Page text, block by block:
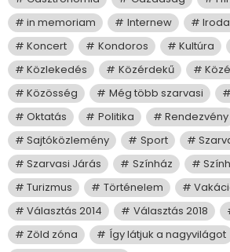
in memoriam
Internew
Koncert
Kondoros Kultúra
Közlekedés
Közérdekű
Közösség
Még több szarvasi
Oktatás
Politika
Rendezvény
Sajtóközlemény
Sport
Szarvasi Járás
Színház
Turizmus
Történelem
Választás 2014
Választás 2018
Zöld zóna
Így látjuk a nagyvilágot